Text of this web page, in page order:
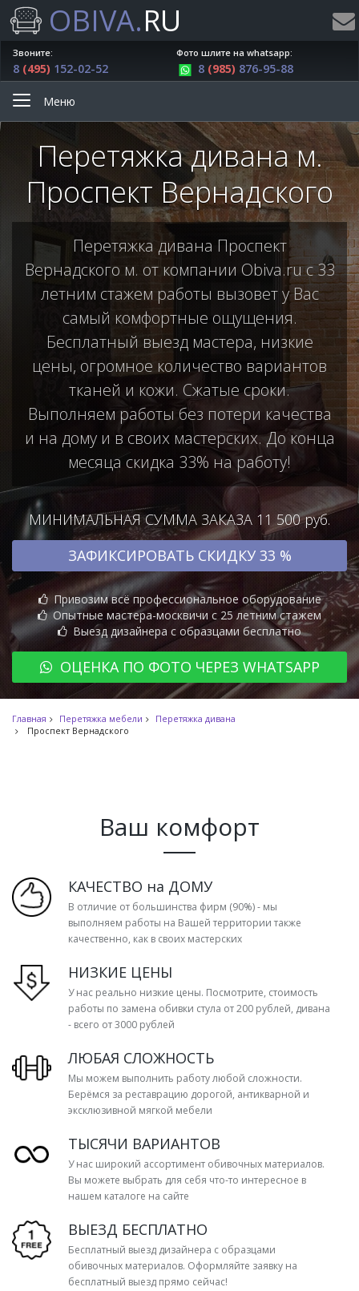
OBIVA.RU
Звоните:
8 (495) 152-02-52
Фото шлите на whatsapp:
8 (985) 876-95-88
Меню
Перетяжка дивана м.
Проспект Вернадского
Перетяжка дивана Проспект
Вернадского м. от компании Obiva.ru с 33
летним стажем работы вызовет у Вас
самый комфортные ощущения.
Бесплатный выезд мастера, низкие
цены, огромное количество вариантов
тканей и кожи. Сжатые сроки.
Выполняем работы без потери качества
и на дому и в своих мастерских. До конца
месяца скидка 33% на работу!
МИНИМАЛЬНАЯ СУММА ЗАКАЗА 11 500 руб.
ЗАФИКСИРОВАТЬ СКИДКУ 33 %
Привозим всё профессиональное оборудование
Опытные мастера-москвичи с 25 летним стажем
Выезд дизайнера с образцами бесплатно
ОЦЕНКА ПО ФОТО ЧЕРЕЗ WHATSAPP
Главная Перетяжка мебели
Перетяжка дивана
Проспект Вернадского
Ваш комфорт
КАЧЕСТВО на ДОМУ
В отличие от большинства фирм (90%) - мы
выполняем работы на Вашей территории также
качественно, как в своих мастерских
НИЗКИЕ ЦЕНЫ
У нас реально низкие цены. Посмотрите, стоимость
работы по замена обивки стула от 200 рублей, дивана
- всего от 3000 рублей
ЛЮБАЯ СЛОЖНОСТЬ
Мы можем выполнить работу любой сложности.
Берёмся за реставрацию дорогой, антикварной и
эксклюзивной мягкой мебели
ТЫСЯЧИ ВАРИАНТОВ
У нас широкий ассортимент обивочных материалов.
Вы можете выбрать для себя что-то интересное в
нашем каталоге на сайте
ВЫЕЗД БЕСПЛАТНО
Бесплатный выезд дизайнера с образцами
обивочных материалов. Оформляйте заявку на
бесплатный выезд прямо сейчас!